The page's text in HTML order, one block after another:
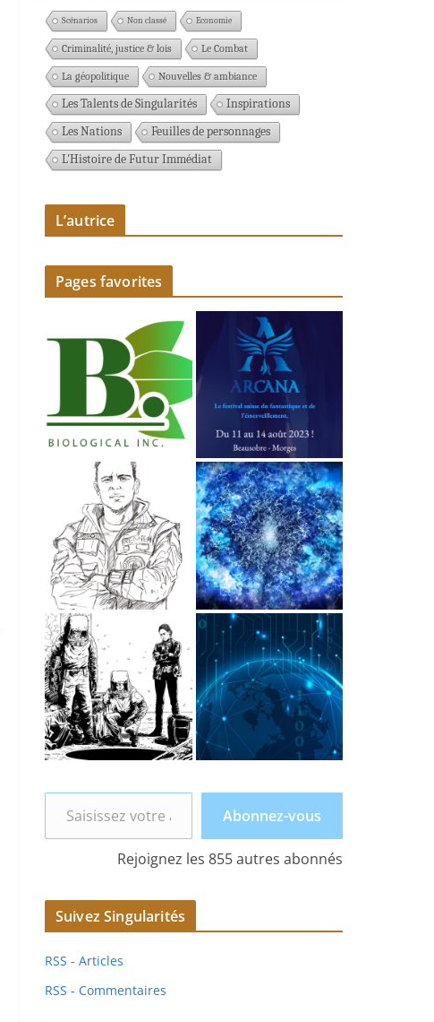
Scénarios Non classé Economie
Criminalité, justice & lois Le Combat
La géopolitique Nouvelles & ambiance
Les Talents de Singularités
Inspirations
Les Nations
Feuilles de personnages
L'Histoire de Futur Immédiat
L’autrice
Pages favorites
Saisissez votre adresse e-mail…
Abonnez-vous
Rejoignez les 855 autres abonnés
Suivez Singularités
RSS - Articles
RSS - Commentaires